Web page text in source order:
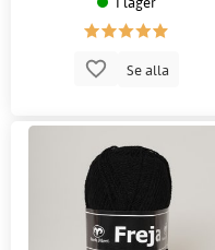
Se alla